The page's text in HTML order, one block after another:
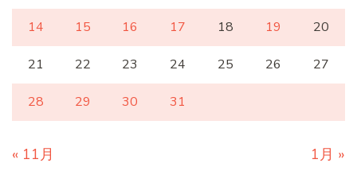
14 15 16 17 18 19 20
21 22 23 24 25 26 27
28 29 30 31
« 11月 1月 »